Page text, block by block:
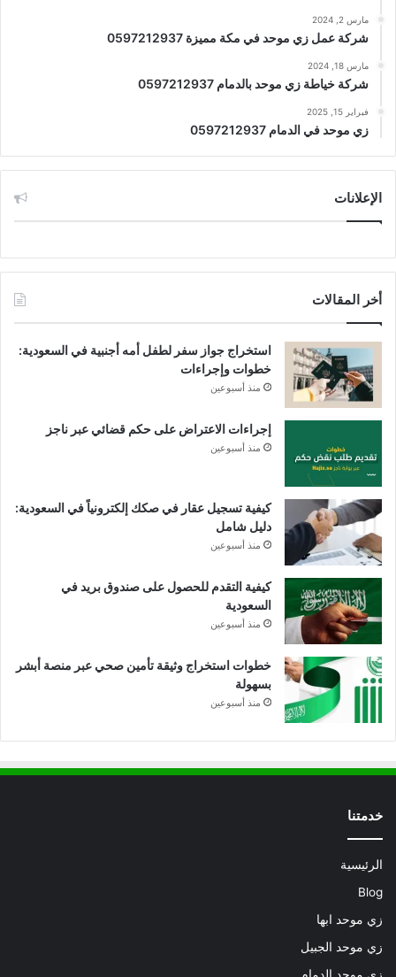
مارس 2, 2024
شركة عمل زي موحد في مكة مميزة 0597212937
مارس 18, 2024
شركة خياطة زي موحد بالدمام 0597212937
فبراير 15, 2025
زي موحد في الدمام 0597212937
الإعلانات
أخر المقالات
استخراج جواز سفر لطفل أمه أجنبية في السعودية:
خطوات وإجراءات
منذ أسبوعين
إجراءات الاعتراض على حكم قضائي عبر ناجز
منذ أسبوعين
كيفية تسجيل عقار في صكك إلكترونياً في السعودية:
دليل شامل
منذ أسبوعين
كيفية التقدم للحصول على صندوق بريد في
السعودية
منذ أسبوعين
خطوات استخراج وثيقة تأمين صحي عبر منصة أبشر
بسهولة
منذ أسبوعين
خدمتنا
الرئيسية
Blog
زي موحد ابها
زي موحد الجبيل